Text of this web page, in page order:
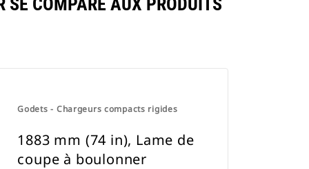
COMPARE AUX PRODUITS
Godets - Chargeurs compacts rigides
1883 mm (74 in), Lame de
coupe à boulonner